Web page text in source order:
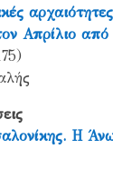
αρχαιότητες
Απρίλιο από
Η